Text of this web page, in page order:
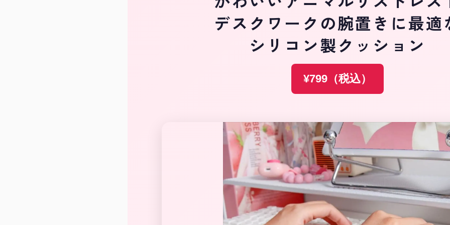
デスクワークの腕置きに最適
シリコン製クッション
¥799（税込）